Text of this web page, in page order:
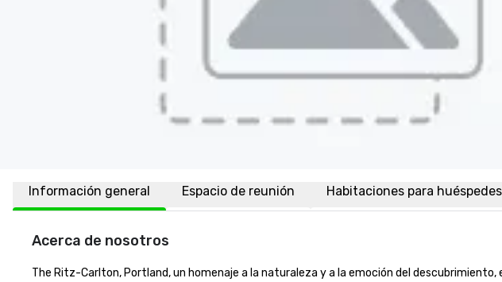
Información general Espacio de reunión Habitaciones para huéspedes
Acerca de nosotros
The Ritz-Carlton, Portland, un homenaje a la naturaleza y a la emoción del